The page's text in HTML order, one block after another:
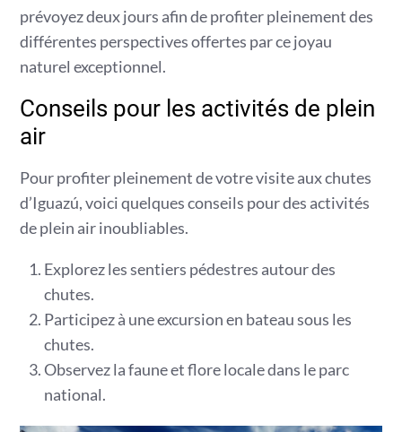
prévoyez deux jours afin de profiter pleinement des
différentes perspectives offertes par ce joyau
naturel exceptionnel.
Conseils pour les activités de plein
air
Pour profiter pleinement de votre visite aux chutes
d’Iguazú, voici quelques conseils pour des activités
de plein air inoubliables.
Explorez les sentiers pédestres autour des
chutes.
Participez à une excursion en bateau sous les
chutes.
Observez la faune et flore locale dans le parc
national.